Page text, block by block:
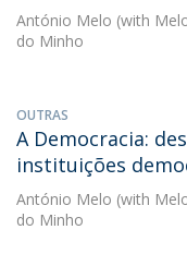
António Melo (with
do Minho
OUTRAS
A Democracia:
instituições
António Melo (with
do Minho